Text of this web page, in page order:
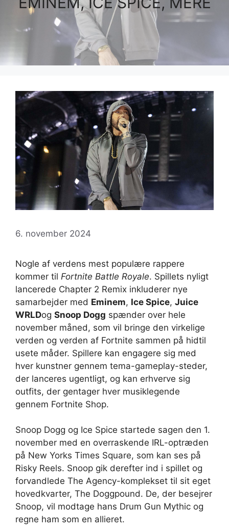
6. november 2024
Nogle af verdens mest populære rappere
kommer til Fortnite Battle Royale. Spillets nyligt
lancerede Chapter 2 Remix inkluderer nye
samarbejder med Eminem, Ice Spice, Juice
WRLDog Snoop Dogg spænder over hele
november måned, som vil bringe den virkelige
verden og verden af ​​Fortnite sammen på hidtil
usete måder. Spillere kan engagere sig med
hver kunstner gennem tema-gameplay-steder,
der lanceres ugentligt, og kan erhverve sig
outfits, der gentager hver musiklegende
gennem Fortnite Shop.
Snoop Dogg og Ice Spice startede sagen den 1.
november med en overraskende IRL-optræden
på New Yorks Times Square, som kan ses på
Risky Reels. Snoop gik derefter ind i spillet og
forvandlede The Agency-komplekset til sit eget
hovedkvarter, The Doggpound. De, der besejrer
Snoop, vil modtage hans Drum Gun Mythic og
regne ham som en allieret.